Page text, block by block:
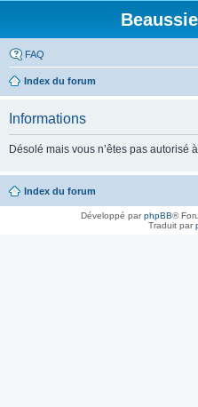
FAQ
Index du forum
Informations
Désolé mais vous n’êtes pas autorisé
Index du forum
Développé parphpBB®
Traduit par